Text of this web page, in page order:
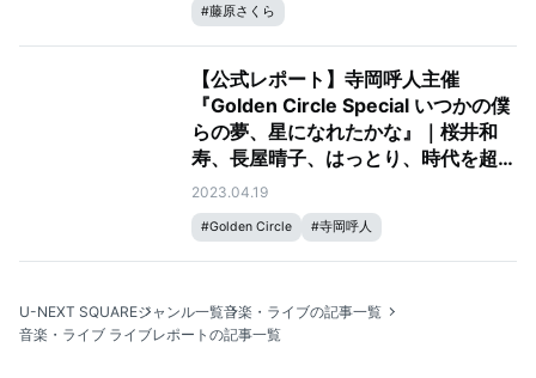
#藤原さくら
【公式レポート】寺岡呼人主催
『Golden Circle Special いつかの僕
らの夢、星になれたかな』｜桜井和
寿、長屋晴子、はっとり、時代を超え
た実力派ボーカリストが共演
2023.04.19
#Golden Circle #寺岡呼人
U-NEXT SQUAREジャンル一覧音楽・ライブの記事一覧
音楽・ライブ ライブレポートの記事一覧